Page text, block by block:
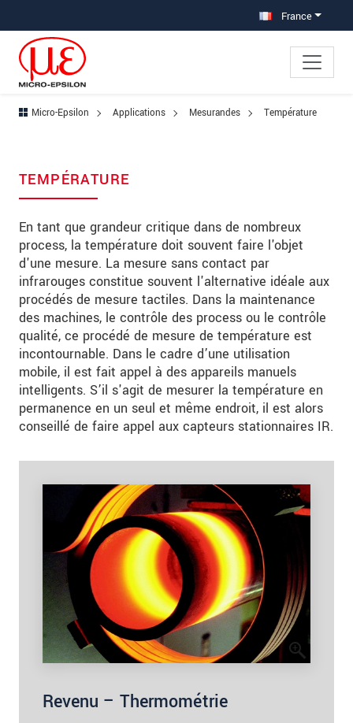
France
Micro-Epsilon Applications Mesurandes Température
TEMPÉRATURE
En tant que grandeur critique dans de nombreux
process, la température doit souvent faire l'objet
d'une mesure. La mesure sans contact par
infrarouges constitue souvent l'alternative idéale aux
procédés de mesure tactiles. Dans la maintenance
des machines, le contrôle des process ou le contrôle
qualité, ce procédé de mesure de température est
incontournable. Dans le cadre d’une utilisation
mobile, il est fait appel à des appareils manuels
intelligents. S’il s'agit de mesurer la température en
permanence en un seul et même endroit, il est alors
conseillé de faire appel aux capteurs stationnaires IR.
Revenu – Thermométrie